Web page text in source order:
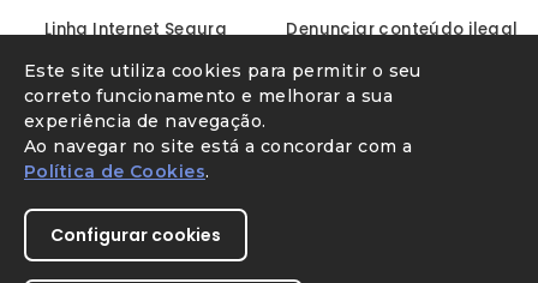
Este site utiliza cookies para permitir o seu
correto funcionamento e melhorar a sua
experiência de navegação.
Ao navegar no site está a concordar com a
Política de Cookies.
Configurar cookies
Linha Internet Segura Denunciar conteúdo ilegal